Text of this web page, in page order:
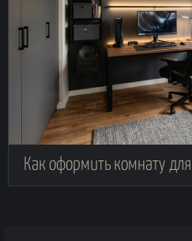
Как оформить комнату